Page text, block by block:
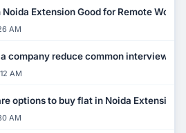
Extension Good for Remote Work?
AM
company reduce common interview
AM
options to buy flat in Noida Extension?
AM